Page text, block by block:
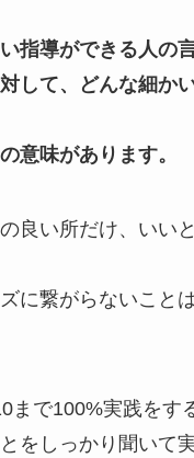
指導ができる人の
して、どんな細か
意味があります。
良い所だけ、いい
に繋がらないこと
まで100%実践をす
をしっかり聞いて